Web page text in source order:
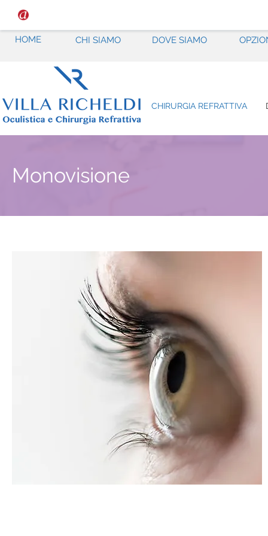
HOME CHI SIAMO DOVE SIAMO
CHIRURGIA REFRATTIVA
Monovisione